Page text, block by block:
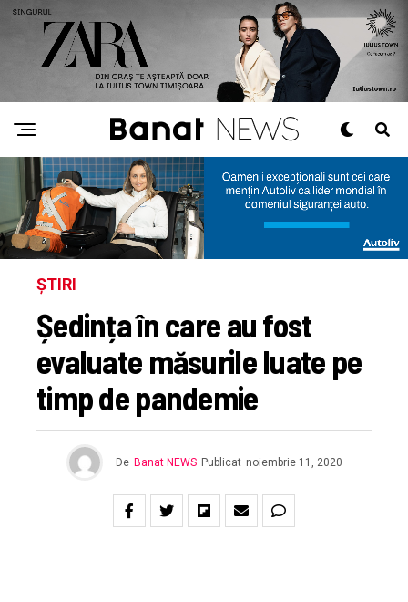
ȘTIRI
Ședința în care au fost
evaluate măsurile luate pe
timp de pandemie
De Banat NEWS Publicat noiembrie 11, 2020